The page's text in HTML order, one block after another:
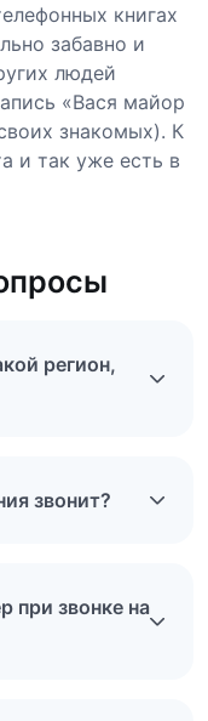
книгах
забавно и
людей
«Вася майор
знакомых). К
и так уже есть в
регион,
звонит?
при звонке на